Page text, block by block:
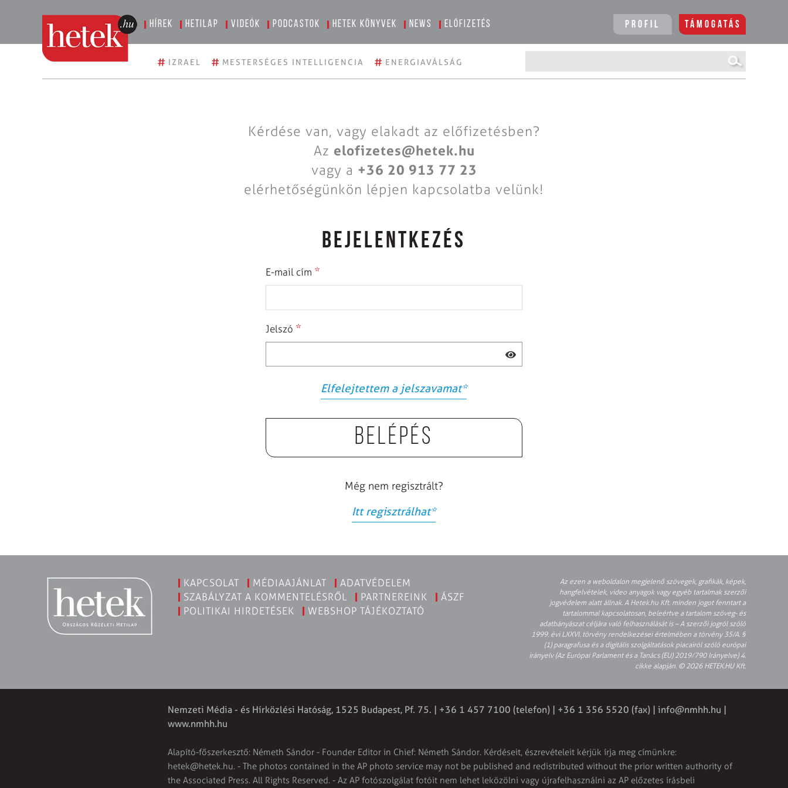
Hírek Hetilap Videók Podcastok Hetek könyvek News Előfizetés Profil Támogatás
# IZRAEL # MESTERSÉGES INTELLIGENCIA # ENERGIAVÁLSÁG
Kérdése van, vagy elakadt az előfizetésben?
Az elofizetes@hetek.hu
vagy a +36 20 913 77 23
elérhetőségünkön lépjen kapcsolatba velünk!
BEJELENTKEZÉS
E-mail cím *
Jelszó *
Elfelejtettem a jelszavamat*
Belépés
Még nem regisztrált?
Itt regisztrálhat*
KAPCSOLAT MÉDIAAJÁNLAT
ADATVÉDELEM
SZABÁLYZAT A KOMMENTELÉSRŐL
PARTNEREINK
ÁSZF
POLITIKAI HIRDETÉSEK
WEBSHOP TÁJÉKOZTATÓ
Az ezen a weboldalon megjelenő szövegek, grafikák, képek,
hangfelvételek, video anyagok vagy egyéb tartalmak szerzői
jogvédelem alatt állnak. A Hetek.hu Kft. minden jogot fenntart a
tartalommal kapcsolatosan, beleértve a tartalom szöveg- és
adatbányászat céljára való felhasználását is – A szerzői jogról szóló
1999. évi LXXVI. törvény rendelkezései értelmében a törvény 35/A. §
(1) paragrafusa és a digitális szolgáltatások piacairól szóló európai
irányelv (Az Európai Parlament és a Tanács (EU) 2019/790 Irányelve) 4.
cikke alapján. © 2026 HETEK.HU Kft.
Nemzeti Média - és Hírközlési Hatóság, 1525 Budapest, Pf. 75. | +36 1 457 7100 (telefon) | +36 1 356 5520 (fax) | info@nmhh.hu |
www.nmhh.hu
Alapító-főszerkesztő: Németh Sándor - Founder Editor in Chief: Németh Sándor. Kérdéseit, észrevételeit kérjük írja meg címünkre:
hetek@hetek.hu. - The photos contained in the AP photo service may not be published and redistributed without the prior written authority of
the Associated Press. All Rights Reserved. - Az AP fotószolgálat fotóit nem lehet leközölni vagy újrafelhasználni az AP előzetes írásbeli